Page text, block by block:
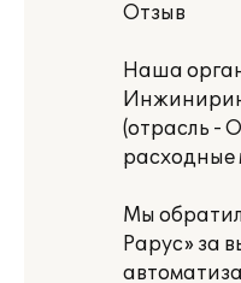
Отзыв
Наша
(отрасль -
расходные
Мы
Рарус» за